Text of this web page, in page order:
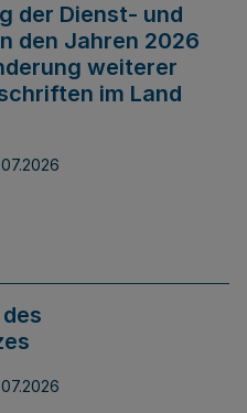
der Dienst- und
den Jahren 2026
weiterer
im Land